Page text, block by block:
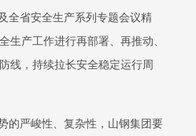
全省安全生产系列专题会议精
生产工作进行再部署、再推动、
线，持续拉长安全稳定运行周
的严峻性、复杂性，山钢集团要